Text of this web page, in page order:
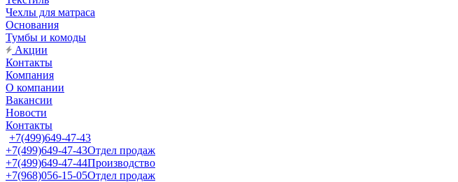
Чехлы для матраса
Основания
Тумбы и комоды
Акции
Контакты
Компания
О компании
Вакансии
Новости
Контакты
+7(499)649-47-43
+7(499)649-47-43Отдел продаж
+7(499)649-47-44Производство
+7(968)056-15-05Отдел продаж